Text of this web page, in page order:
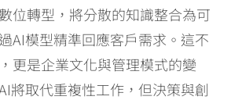
位轉型，將分散的知識整合為可
AI模型精準回應客戶需求。這不
更是企業文化與管理模式的變
將取代重複性工作，但決策與創